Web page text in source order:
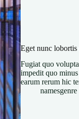
Eget nunc
Fugiat quo
impedit quo
earum rerum hic
namesgenre